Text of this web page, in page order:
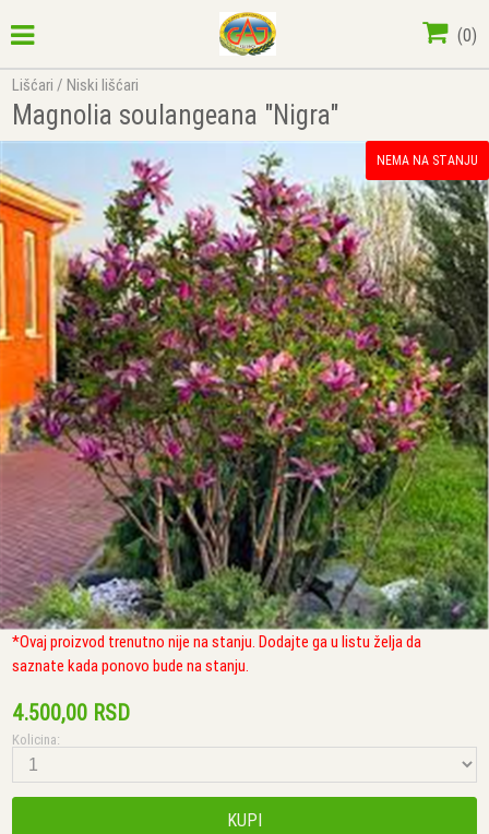
(0)
Lišćari /Niski lišćari
Magnolia soulangeana "Nigra"
NEMA NA STANJU
*Ovaj proizvod trenutno nije na stanju. Dodajte ga u listu želja da
saznate kada ponovo bude na stanju.
4.500,00 RSD
Kolicina:
KUPI